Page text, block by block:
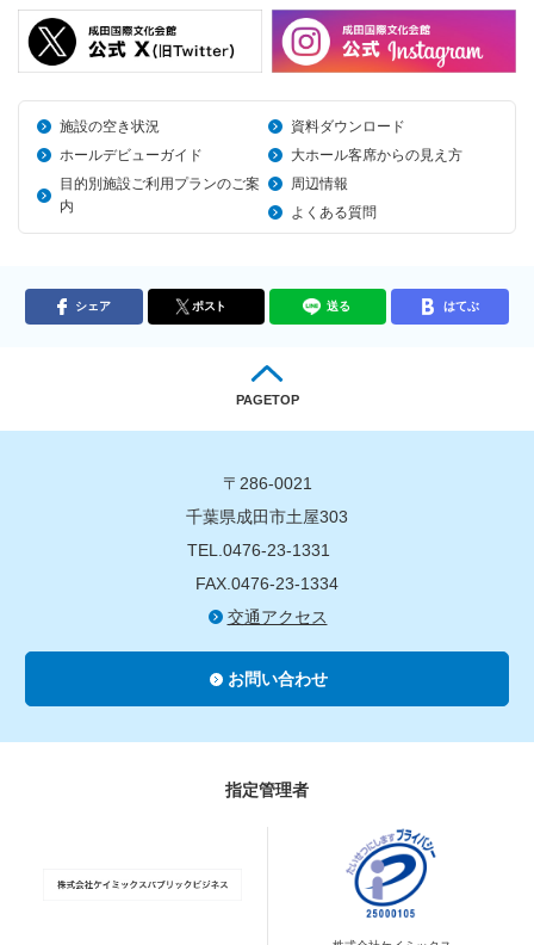
施設の空き状況
資料ダウンロード
ホールデビューガイド
大ホール客席からの見え方
目的別施設ご利用プランのご案
内
周辺情報
よくある質問
シェア ポスト 送る はてぶ
PAGETOP
〒286-0021
千葉県成田市土屋303
TEL.0476-23-1331
FAX.0476-23-1334
交通アクセス
お問い合わせ
指定管理者